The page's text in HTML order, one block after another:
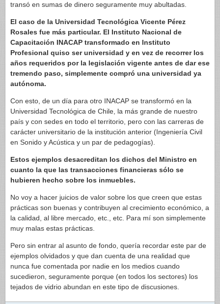
transó en sumas de dinero seguramente muy abultadas.
El caso de la Universidad Tecnológica Vicente Pérez
Rosales fue más particular. El Instituto Nacional de
Capacitación INACAP transformado en Instituto
Profesional quiso ser universidad y en vez de recorrer los
años requeridos por la legislación vigente antes de dar ese
tremendo paso, simplemente compró una universidad ya
autónoma.
Con esto, de un día para otro INACAP se transformó en la
Universidad Tecnológica de Chile, la más grande de nuestro
país y con sedes en todo el territorio, pero con las carreras de
carácter universitario de la institución anterior (Ingeniería Civil
en Sonido y Acústica y un par de pedagogías).
Estos ejemplos desacreditan los dichos del Ministro en
cuanto la que las transacciones financieras sólo se
hubieren hecho sobre los inmuebles.
No voy a hacer juicios de valor sobre los que creen que estas
prácticas son buenas y contribuyen al crecimiento económico, a
la calidad, al libre mercado, etc., etc. Para mí son simplemente
muy malas estas prácticas.
Pero sin entrar al asunto de fondo, quería recordar este par de
ejemplos olvidados y que dan cuenta de una realidad que
nunca fue comentada por nadie en los medios cuando
sucedieron, seguramente porque (en todos los sectores) los
tejados de vidrio abundan en este tipo de discusiones.